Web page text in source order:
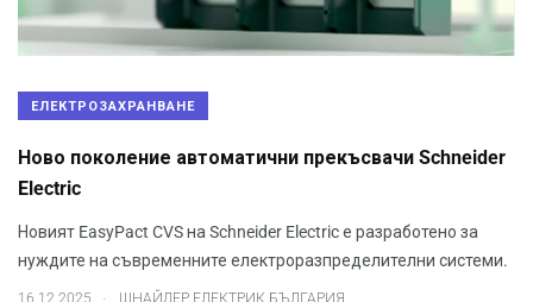
ЕЛЕКТРОЗАХРАНВАНЕ
Ново поколение автоматични прекъсвачи Schneider
Electric
Новият EasyPact CVS на Schneider Electric е разработено за
нуждите на съвременните електроразпределителни системи.
16.12.2025 ШНАЙДЕР ЕЛЕКТРИК БЪЛГАРИЯ